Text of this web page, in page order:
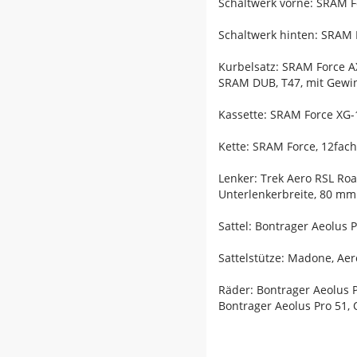
Schaltwerk hinten: SRAM
Kurbelsatz: SRAM Force
SRAM DUB, T47, mit
Kassette: SRAM Force
Kette: SRAM Force, 12fach
Lenker: Trek Aero RSL
Unterlenkerbreite, 80
Sattel: Bontrager Aeolus
Sattelstütze: Madone,
Räder: Bontrager Aeolus
Bontrager Aeolus Pro 51,